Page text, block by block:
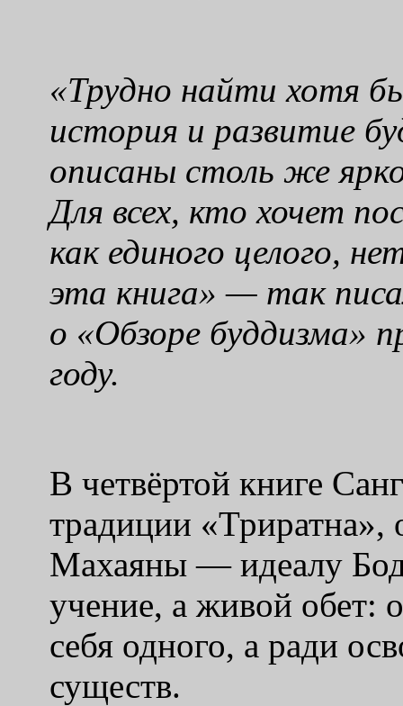
«Трудно найти хотя
история и развитие
описаны столь же
Для всех, кто хочет
как единого целого,
эта книга» — так
о «Обзоре буддизма»
году.
В четвёртой книге
традиции «Триратна»,
Махаяны — идеалу
учение, а живой обет:
себя одного, а ради
существ.